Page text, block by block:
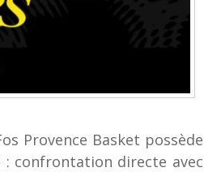
Provence Basket possède
: confrontation directe avec